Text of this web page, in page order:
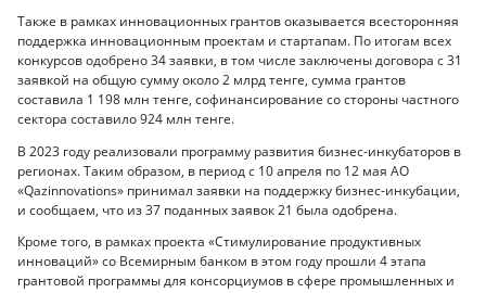
Также в рамках инновационных грантов оказывается всесторонняя
поддержка инновационным проектам и стартапам. По итогам всех
конкурсов одобрено 34 заявки, в том числе заключены договора с 31
заявкой на общую сумму около 2 млрд тенге, сумма грантов
составила 1 198 млн тенге, софинансирование со стороны частного
сектора составило 924 млн тенге.
В 2023 году реализовали программу развития бизнес-инкубаторов в
регионах. Таким образом, в период с 10 апреля по 12 мая АО
«Qazinnovations» принимал заявки на поддержку бизнес-инкубации,
и сообщаем, что из 37 поданных заявок 21 была одобрена.
Кроме того, в рамках проекта «Стимулирование продуктивных
инноваций» со Всемирным банком в этом году прошли 4 этапа
грантовой программы для консорциумов в сфере промышленных и